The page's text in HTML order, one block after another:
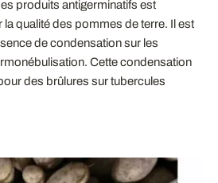
produits antigerminatifs est
qualité des pommes de terre. Il est
de condensation sur les
Cette condensation
des brûlures sur tubercules